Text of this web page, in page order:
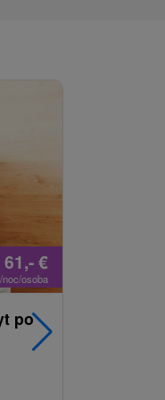
61,-€
/noc/osoba
po